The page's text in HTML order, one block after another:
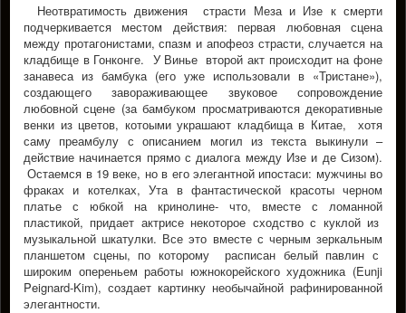
Неотвратимость движения страсти Меза и Изе к смерти
подчеркивается местом действия: первая любовная сцена
между протагонистами, спазм и апофеоз страсти, случается на
кладбище в Гонконге. У Винье второй акт происходит на фоне
занавеса из бамбука (его уже использовали в «Тристане»),
создающего завораживающее звуковое сопровождение
любовной сцене (за бамбуком просматриваются декоративные
венки из цветов, котоыми украшают кладбища в Китае, хотя
саму преамбулу с описанием могил из текста выкинули –
действие начинается прямо с диалога между Изе и де Сизом).
Остаемся в 19 веке, но в его элегантной ипостаси: мужчины во
фраках и котелках, Ута в фантастической красоты черном
платье с юбкой на кринолине- что, вместе с ломанной
пластикой, придает актрисе некоторое сходство с куклой из
музыкальной шкатулки. Все это вместе с черным зеркальным
планшетом сцены, по которому расписан белый павлин с
широким опереньем работы южнокорейского художника (Eunji
Peignard-Kim), создает картинку необычайной рафинированной
элегантности.